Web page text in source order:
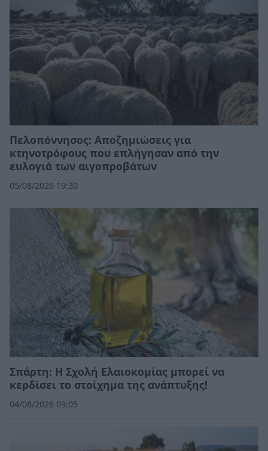
Πελοπόννησος: Αποζημιώσεις για
κτηνοτρόφους που επλήγησαν από την
ευλογιά των αιγοπροβάτων
05/08/2026 19:30
Σπάρτη: Η Σχολή Ελαιοκομίας μπορεί να
κερδίσει το στοίχημα της ανάπτυξης!
04/08/2026 09:05